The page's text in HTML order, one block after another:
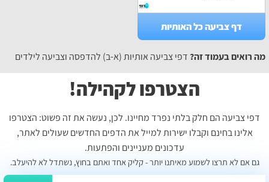
דף צביעה כל האותיות
מה רואים בעמוד זה? דפי צביעה אותיות (א-ב) להדפסה וצביעה לילדים
הצטרפו לקהילה!
דפי צביעה הם חלק בלתי נפרד מחיינו. לכן, נעשה את זה פשוט: הצטרפו
אלינו בחינם וקבלו ישירות למייל את הדפים החדשים שעולים לאתר,
עדכונים מעניינים והפתעות.
גם אם לא תרצו לשמוע מאיתנו יותר - קליק אחד ואתם בחוץ, נשתדל לא להיעלב.